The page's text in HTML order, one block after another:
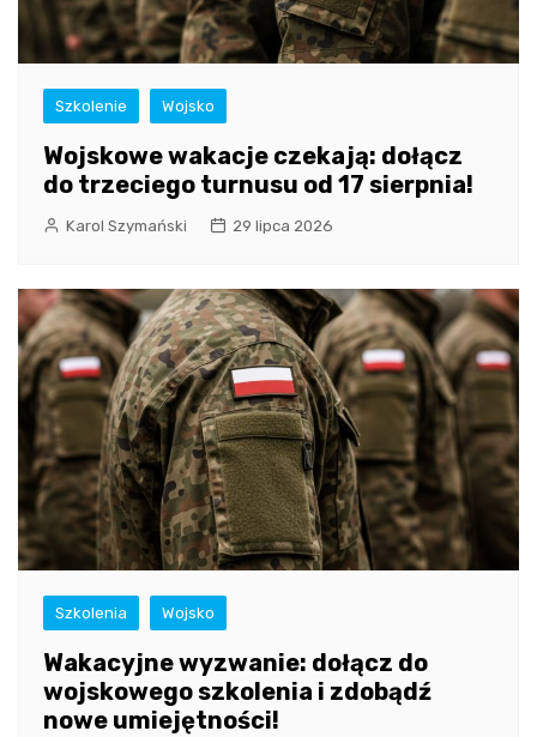
Szkolenie Wojsko
Wojskowe wakacje czekają: dołącz
do trzeciego turnusu od 17 sierpnia!
Karol Szymański 29 lipca 2026
Szkolenia Wojsko
Wakacyjne wyzwanie: dołącz do
wojskowego szkolenia i zdobądź
nowe umiejętności!